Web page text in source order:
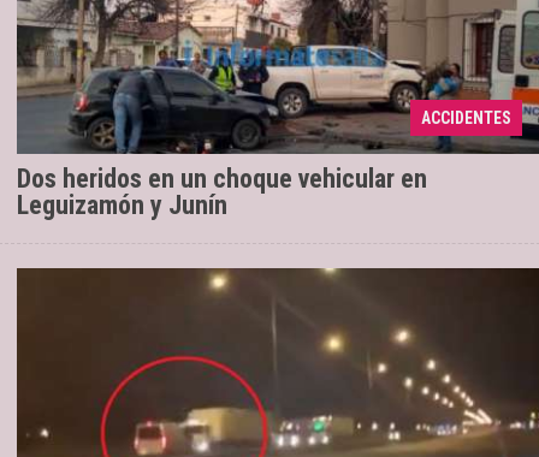
ACCIDENTES
Dos heridos en un choque vehicular en
Leguizamón y Junín
27/08/2019 Aparentemente, la camioneta circulaba
por Junín y y el auto por Leguizamón, cuando
impactaron al intentar cruzar la intersección. Se
trata de un paso ...